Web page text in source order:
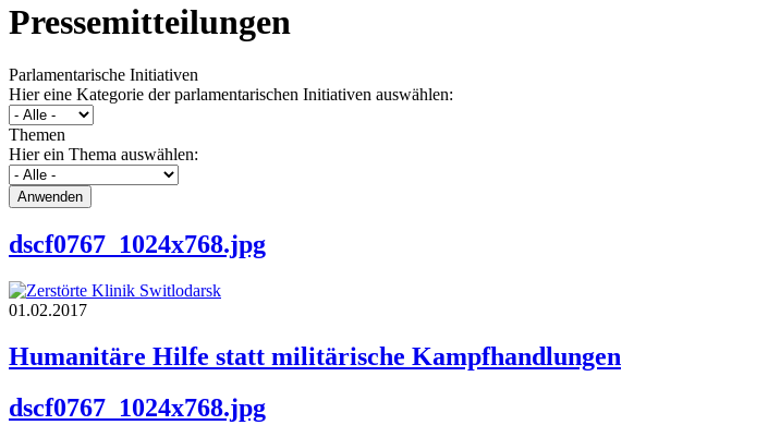
Pressemitteilungen
Parlamentarische Initiativen
Hier eine Kategorie der parlamentarischen Initiativen auswählen:
Themen
Hier ein Thema auswählen:
dscf0767_1024x768.jpg
01.02.2017
Humanitäre Hilfe statt militärische Kampfhandlungen
dscf0767_1024x768.jpg